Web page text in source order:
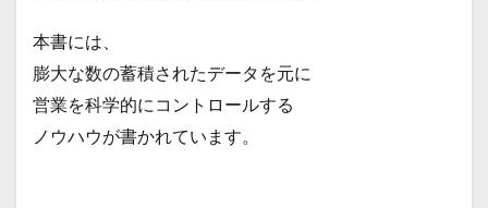
本書には、
膨大な数の蓄積されたデータを元に
営業を科学的にコントロールする
ノウハウが書かれています。